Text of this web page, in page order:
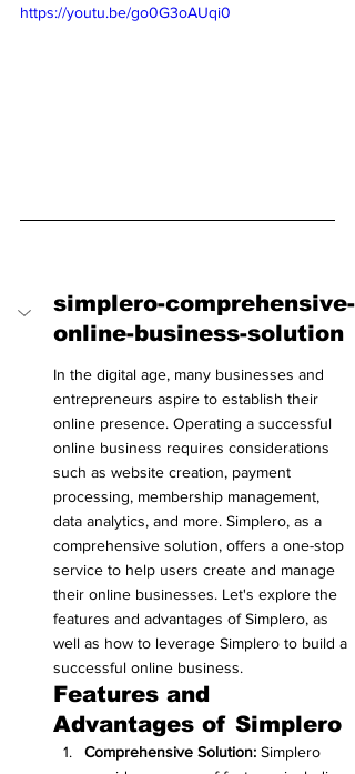
https://youtu.be/go0G3oAUqi0
simplero-comprehensive-
online-business-solution
In the digital age, many businesses and
entrepreneurs aspire to establish their
online presence. Operating a successful
online business requires considerations
such as website creation, payment
processing, membership management,
data analytics, and more. Simplero, as a
comprehensive solution, offers a one-stop
service to help users create and manage
their online businesses. Let's explore the
features and advantages of Simplero, as
well as how to leverage Simplero to build a
successful online business.
Features and
Advantages of Simplero
Comprehensive Solution: Simplero